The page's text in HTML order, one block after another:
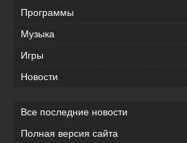
Программы
Музыка
Игры
Новости
Все последние новости
Полная версия сайта